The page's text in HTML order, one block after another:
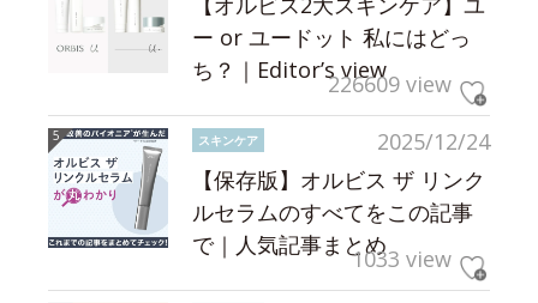
ー or ユードット 私にはどっ
ち？｜Editor’s view226609 view
2025/12/24
スキンケア
【保存版】オルビス ザ リンク
ルセラムのすべてをこの記事
で｜人気記事まとめ1033 view